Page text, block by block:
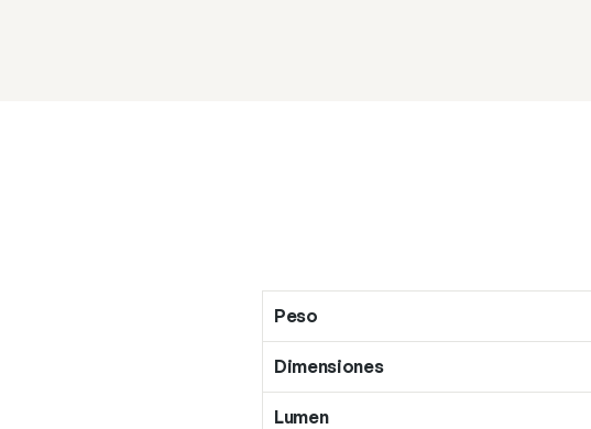
Peso
Dimensiones
Lumen